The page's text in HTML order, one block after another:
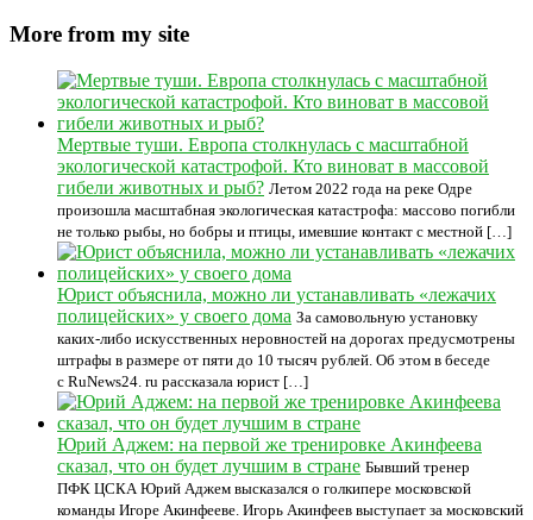
More from my site
Мертвые туши. Европа столкнулась с масштабной
экологической катастрофой. Кто виноват в массовой
гибели животных и рыб? Летом 2022 года на реке Одре
произошла масштабная экологическая катастрофа: массово погибли
не только рыбы, но бобры и птицы, имевшие контакт с местной […]
Юрист объяснила, можно ли устанавливать «лежачих
полицейских» у своего дома За самовольную установку
каких-либо искусственных неровностей на дорогах предусмотрены
штрафы в размере от пяти до 10 тысяч рублей. Об этом в беседе
с RuNews24. ru рассказала юрист […]
Юрий Аджем: на первой же тренировке Акинфеева
сказал, что он будет лучшим в стране Бывший тренер
ПФК ЦСКА Юрий Аджем высказался о голкипере московской
команды Игоре Акинфееве. Игорь Акинфеев выступает за московский